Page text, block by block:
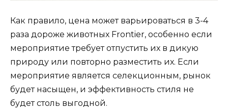
Как правило, цена может варьироваться в 3-4
раза дороже животных Frontier, особенно если
мероприятие требует отпустить их в дикую
природу или повторно разместить их. Если
мероприятие является селекционным, рынок
будет насыщен, и эффективность стиля не
будет столь выгодной.